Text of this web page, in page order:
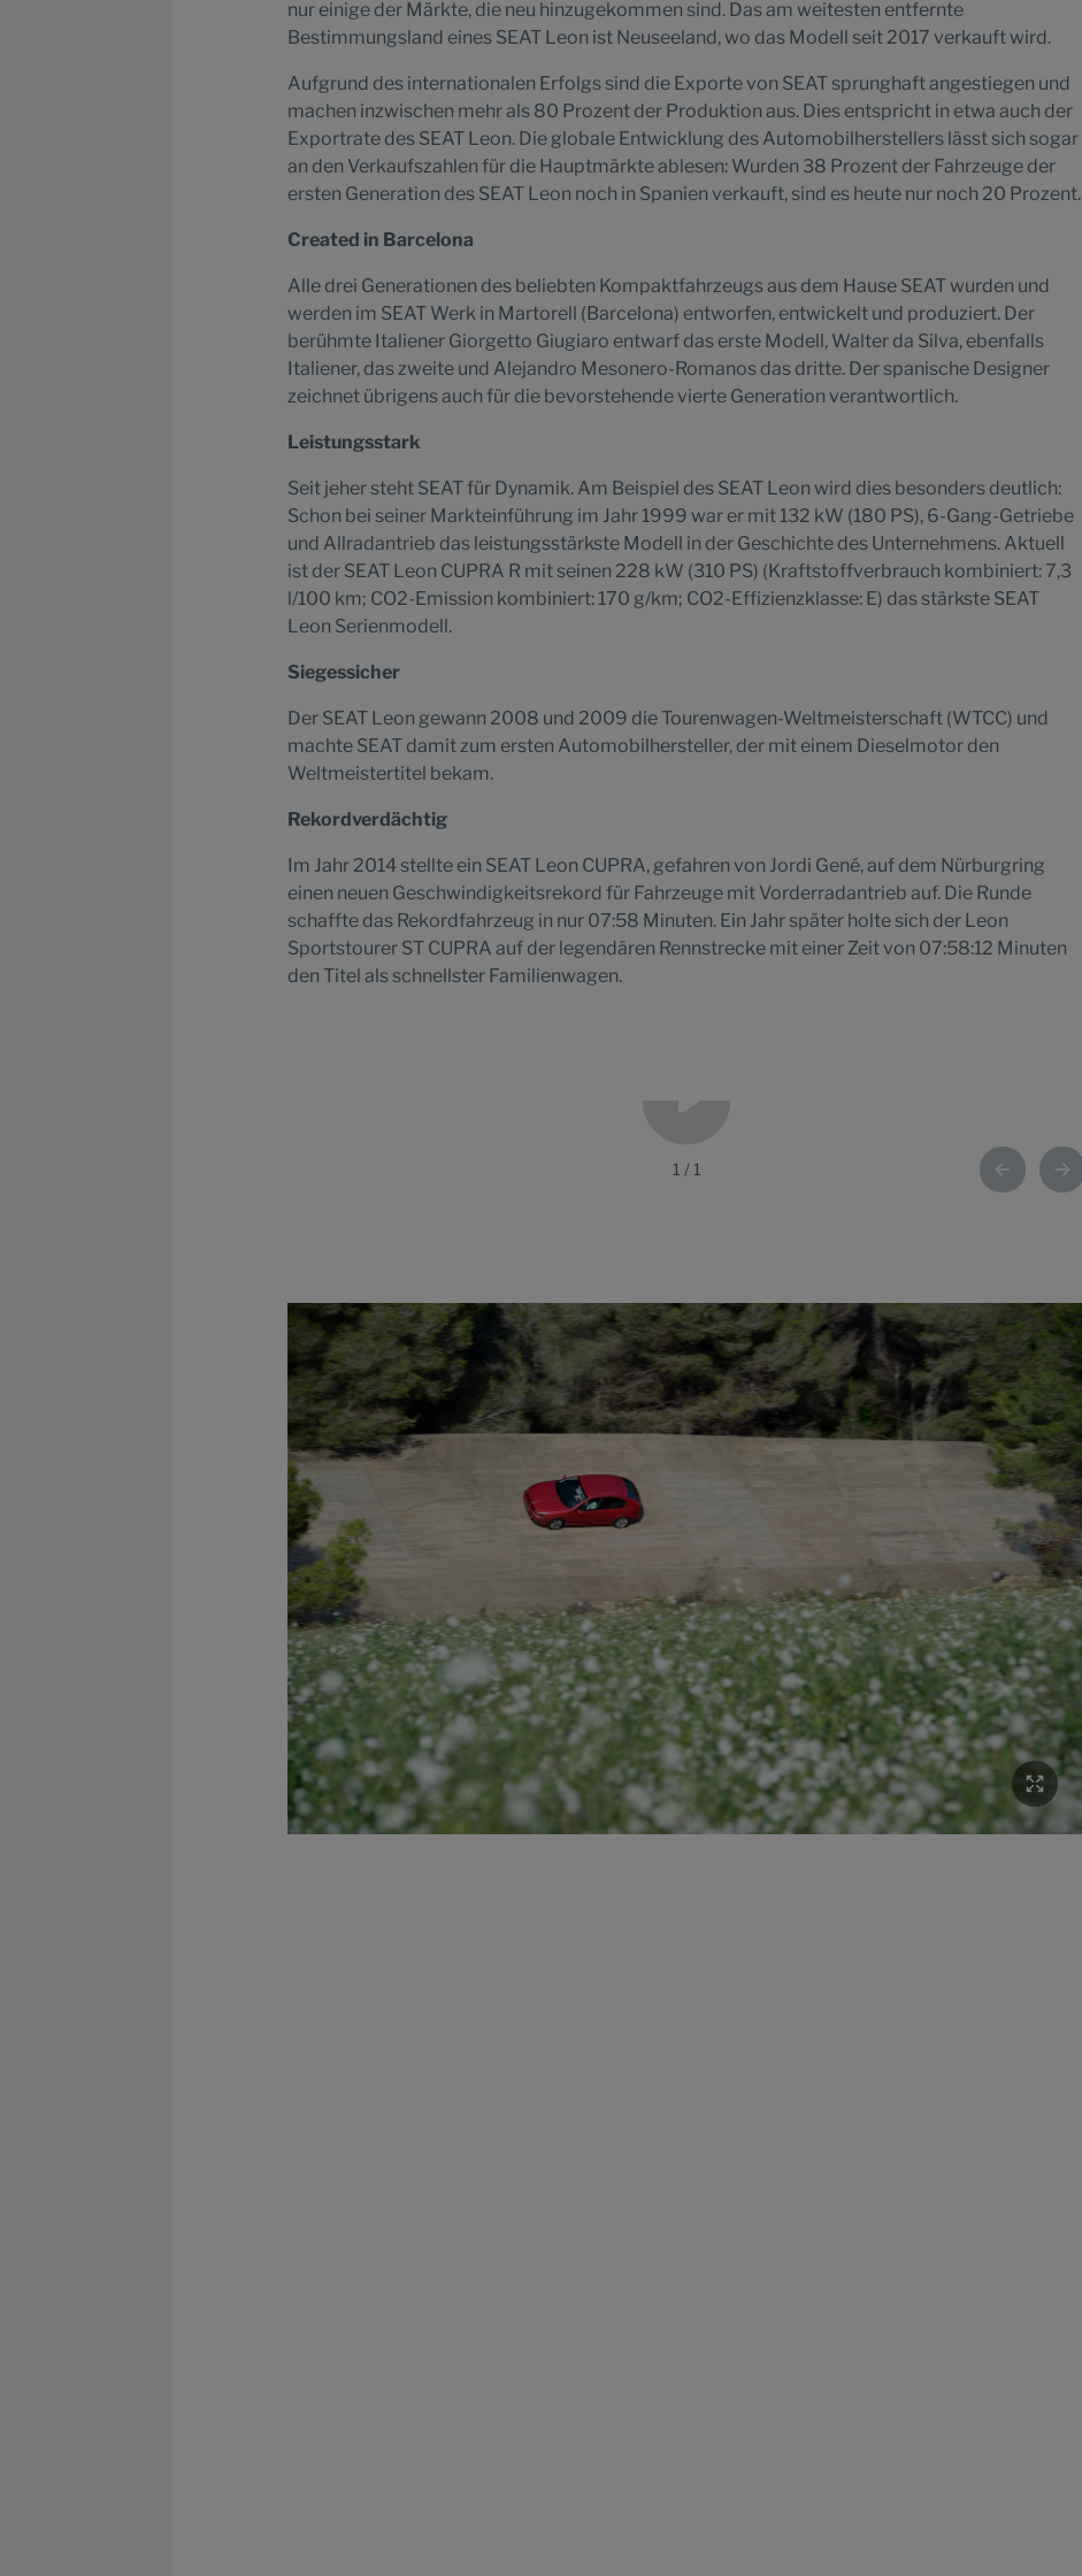
nur einige der Märkte, die neu hinzugekommen sind. Das am weitesten entfernte
Bestimmungsland eines SEAT Leon ist Neuseeland, wo das Modell seit 2017 verkauft wird.
Aufgrund des internationalen Erfolgs sind die Exporte von SEAT sprunghaft angestiegen und
machen inzwischen mehr als 80 Prozent der Produktion aus. Dies entspricht in etwa auch der
Exportrate des SEAT Leon. Die globale Entwicklung des Automobilherstellers lässt sich sogar
an den Verkaufszahlen für die Hauptmärkte ablesen: Wurden 38 Prozent der Fahrzeuge der
ersten Generation des SEAT Leon noch in Spanien verkauft, sind es heute nur noch 20 Prozent.
Created in Barcelona
Alle drei Generationen des beliebten Kompaktfahrzeugs aus dem Hause SEAT wurden und
werden im SEAT Werk in Martorell (Barcelona) entworfen, entwickelt und produziert. Der
berühmte Italiener Giorgetto Giugiaro entwarf das erste Modell, Walter da Silva, ebenfalls
Italiener, das zweite und Alejandro Mesonero-Romanos das dritte. Der spanische Designer
zeichnet übrigens auch für die bevorstehende vierte Generation verantwortlich.
Leistungsstark
Seit jeher steht SEAT für Dynamik. Am Beispiel des SEAT Leon wird dies besonders deutlich:
Schon bei seiner Markteinführung im Jahr 1999 war er mit 132 kW (180 PS), 6-Gang-Getriebe
und Allradantrieb das leistungsstärkste Modell in der Geschichte des Unternehmens. Aktuell
ist der SEAT Leon CUPRA R mit seinen 228 kW (310 PS) (Kraftstoffverbrauch kombiniert: 7,3
l/100 km; CO2-Emission kombiniert: 170 g/km; CO2-Effizienzklasse: E) das stärkste SEAT
Leon Serienmodell.
Siegessicher
Der SEAT Leon gewann 2008 und 2009 die Tourenwagen-Weltmeisterschaft (WTCC) und
machte SEAT damit zum ersten Automobilhersteller, der mit einem Dieselmotor den
Weltmeistertitel bekam.
Rekordverdächtig
Im Jahr 2014 stellte ein SEAT Leon CUPRA, gefahren von Jordi Gené, auf dem Nürburgring
einen neuen Geschwindigkeitsrekord für Fahrzeuge mit Vorderradantrieb auf. Die Runde
schaffte das Rekordfahrzeug in nur 07:58 Minuten. Ein Jahr später holte sich der Leon
Sportstourer ST CUPRA auf der legendären Rennstrecke mit einer Zeit von 07:58:12 Minuten
den Titel als schnellster Familienwagen.
1 / 1